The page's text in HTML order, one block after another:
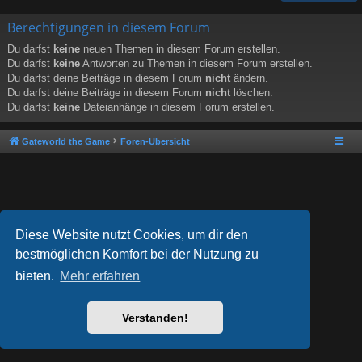
Diese Website nutzt Cookies, um dir den
bestmöglichen Komfort bei der Nutzung zu
bieten. Mehr erfahren
Verstanden!
Berechtigungen in diesem Forum
Du darfst keine neuen Themen in diesem Forum erstellen.
Du darfst keine Antworten zu Themen in diesem Forum erstellen.
Du darfst deine Beiträge in diesem Forum nicht ändern.
Du darfst deine Beiträge in diesem Forum nicht löschen.
Du darfst keine Dateianhänge in diesem Forum erstellen.
Gateworld the Game Foren-Übersicht
Powered byphpBB
Deutsche Übersetzung durchphpBB.de
Datenschutz|Nutzungsbedingungen